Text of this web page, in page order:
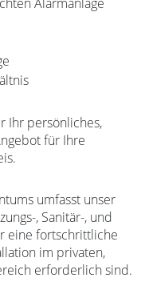
Ihr persönliches,
für Ihre
umfasst unser
, Sanitär-, und
eine fortschrittliche
im privaten,
erforderlich sind.